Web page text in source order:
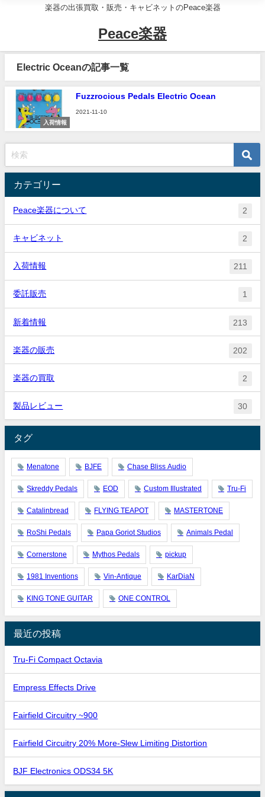
楽器の出張買取・販売・キャビネットのPeace楽器
Peace楽器
Electric Oceanの記事一覧
入荷情報
Fuzzrocious Pedals Electric Ocean
2021-11-10
カテゴリー
Peace楽器について 2
キャビネット 2
入荷情報 211
委託販売 1
新着情報 213
楽器の販売 202
楽器の買取 2
製品レビュー 30
タグ
Menatone BJFE Chase Bliss Audio
Skreddy Pedals EOD Custom Illustrated Tru-Fi
Catalinbread FLYING TEAPOT MASTERTONE
RoShi Pedals Papa Goriot Studios Animals Pedal
Cornerstone Mythos Pedals pickup
1981 Inventions Vin-Antique KarDiaN
KING TONE GUITAR ONE CONTROL
最近の投稿
Tru-Fi Compact Octavia
Empress Effects Drive
Fairfield Circuitry ~900
Fairfield Circuitry 20% More-Slew Limiting Distortion
BJF Electronics ODS34 5K